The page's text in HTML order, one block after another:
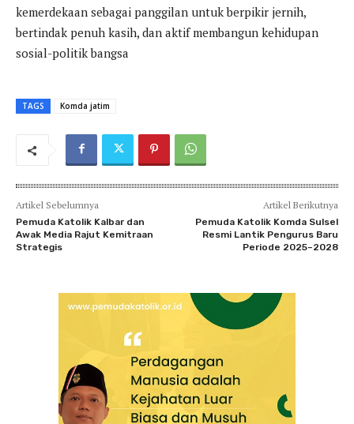
kemerdekaan sebagai panggilan untuk berpikir jernih,
bertindak penuh kasih, dan aktif membangun kehidupan
sosial-politik bangsa
TAGS Komda jatim
Artikel Sebelumnya
Pemuda Katolik Kalbar dan
Awak Media Rajut Kemitraan
Strategis
Artikel Berikutnya
Pemuda Katolik Komda Sulsel
Resmi Lantik Pengurus Baru
Periode 2025–2028